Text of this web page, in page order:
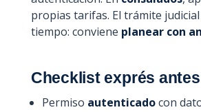
propias tarifas. El trámite
tiempo: conviene planear con
Checklist exprés
Permiso autenticadocon